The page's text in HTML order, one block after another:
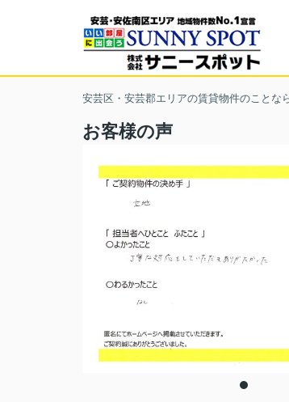
安芸区・安芸郡エリアの賃貸物件のことな
お客様の声